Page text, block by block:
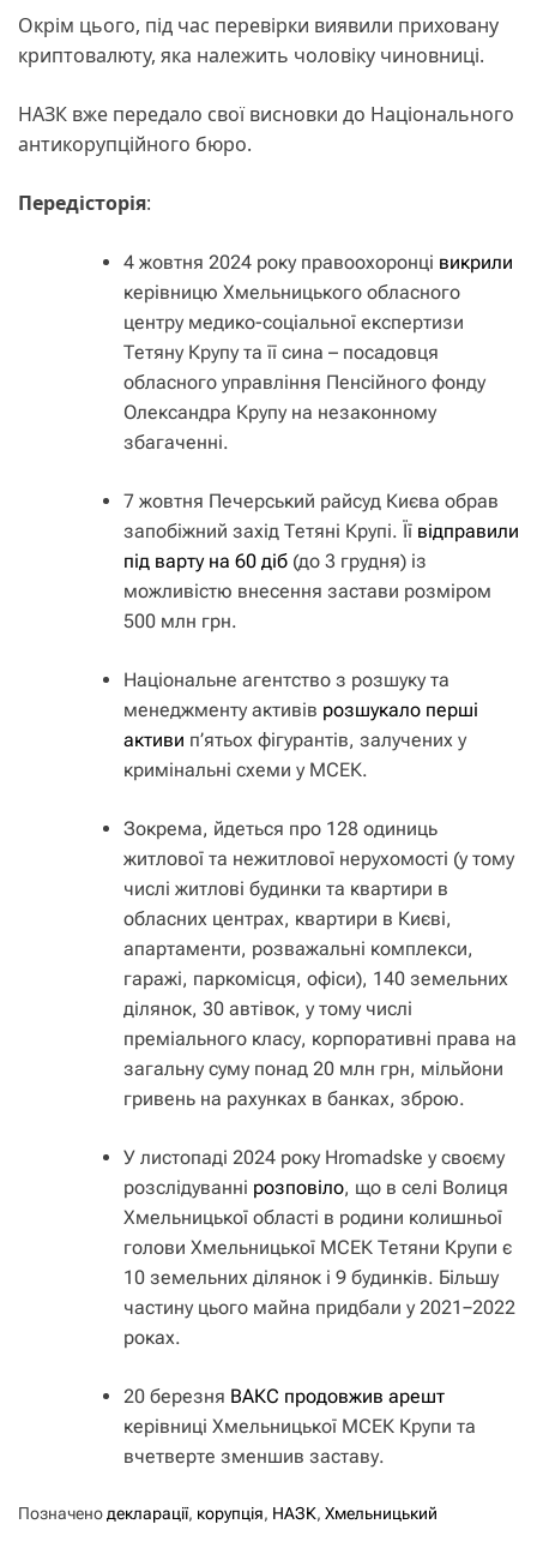
Окрім цього, під час перевірки виявили приховану
криптовалюту, яка належить чоловіку чиновниці.
НАЗК вже передало свої висновки до Національного
антикорупційного бюро.
Передісторія:
4 жовтня 2024 року правоохоронці викрили
керівницю Хмельницького обласного
центру медико-соціальної експертизи
Тетяну Крупу та її сина – посадовця
обласного управління Пенсійного фонду
Олександра Крупу на незаконному
збагаченні.
7 жовтня Печерський райсуд Києва обрав
запобіжний захід Тетяні Крупі. Її відправили
під варту на 60 діб (до 3 грудня) із
можливістю внесення застави розміром
500 млн грн.
Національне агентство з розшуку та
менеджменту активів розшукало перші
активи п’ятьох фігурантів, залучених у
кримінальні схеми у МСЕК.
Зокрема, йдеться про 128 одиниць
житлової та нежитлової нерухомості (у тому
числі житлові будинки та квартири в
обласних центрах, квартири в Києві,
апартаменти, розважальні комплекси,
гаражі, паркомісця, офіси), 140 земельних
ділянок, 30 автівок, у тому числі
преміального класу, корпоративні права на
загальну суму понад 20 млн грн, мільйони
гривень на рахунках в банках, зброю.
У листопаді 2024 року Hromadske у своєму
розслідуванні розповіло, що в селі Волиця
Хмельницької області в родини колишньої
голови Хмельницької МСЕК Тетяни Крупи є
10 земельних ділянок і 9 будинків. Більшу
частину цього майна придбали у 2021−2022
роках.
20 березня ВАКС продовжив арешт
керівниці Хмельницької МСЕК Крупи та
вчетверте зменшив заставу.
Позначено декларації, корупція, НАЗК, Хмельницький